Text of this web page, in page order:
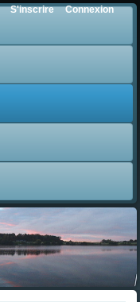
S'inscrire Connexion